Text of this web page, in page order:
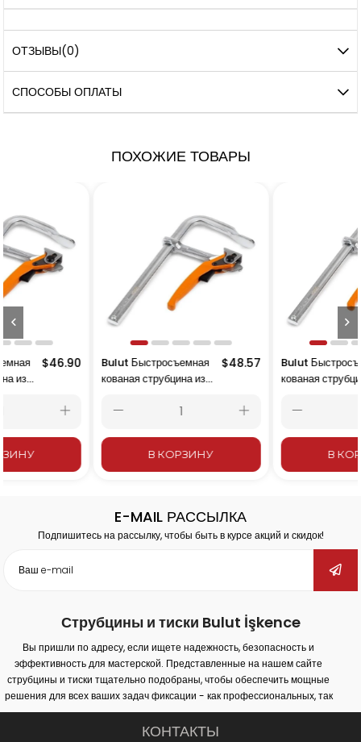
ОТЗЫВЫ(0)
СПОСОБЫ ОПЛАТЫ
ПОХОЖИЕ ТОВАРЫ
Bulut Быстросъемная
кованая струбцина из
400x140 мм
$48.57
Bulut Быстросъемная
кованая струбцина из
E-MAIL РАССЫЛКА
Подпишитесь на рассылку, чтобы быть в курсе акций и скидок!
Струбцины и тиски Bulut İşkence
Вы пришли по адресу, если ищете надежность, безопасность и
эффективность для мастерской. Представленные на нашем сайте
струбцины и тиски тщательно подобраны, чтобы обеспечить мощные
решения для всех ваших задач фиксации - как профессиональных, так
и любительских. Наша продукция обеспечивает надежное крепление
на различных поверхностях (дерево, металл, пластик) и гарантирует
КОНТАКТЫ